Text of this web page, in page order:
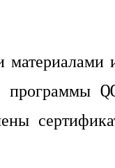
материалами
программы